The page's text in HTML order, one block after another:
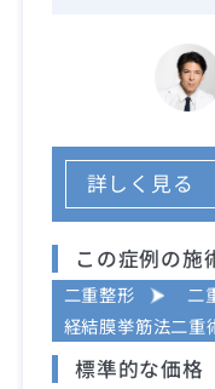
詳しく見る
この症例の施
二重整形
二
経結膜挙筋法二重
標準的な価格